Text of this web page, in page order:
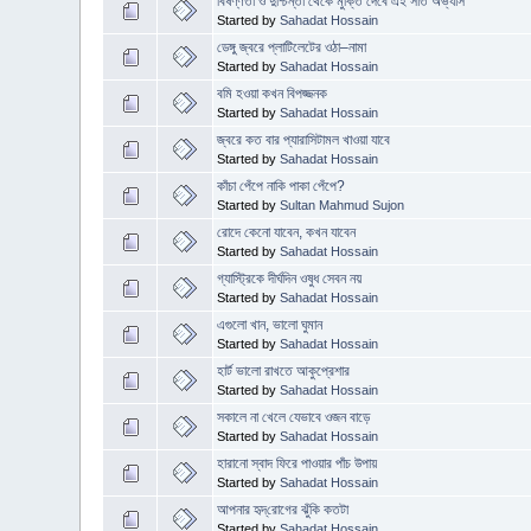
Started bySahadat Hossain
ডেঙ্গু জ্বরে প্লাটিলেটের ওঠা–নামা
Started bySahadat Hossain
বমি হওয়া কখন বিপজ্জনক
Started bySahadat Hossain
জ্বরে কত বার প্যারাসিটামল খাওয়া যাবে
Started bySahadat Hossain
কাঁচা পেঁপে নাকি পাকা পেঁপে?
Started bySultan Mahmud Sujon
রোদে কেনো যাবেন, কখন যাবেন
Started bySahadat Hossain
গ্যাস্ট্রিকে দীর্ঘদিন ওষুধ সেবন নয়
Started bySahadat Hossain
এগুলো খান, ভালো ঘুমান
Started bySahadat Hossain
হার্ট ভালো রাখতে আকুপ্রেশার
Started bySahadat Hossain
সকালে না খেলে যেভাবে ওজন বাড়ে
Started bySahadat Hossain
হারানো স্বাদ ফিরে পাওয়ার পাঁচ উপায়
Started bySahadat Hossain
আপনার হৃদ্‌রোগের ঝুঁকি কতটা